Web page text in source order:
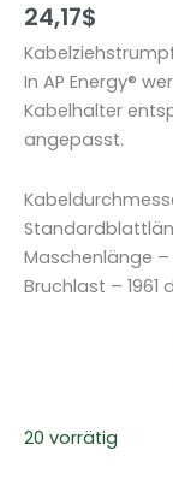
24,17$
In AP Energy®
Kabelhalter
angepasst.
Maschenlänge
Bruchlast – 1961
20 vorrätig